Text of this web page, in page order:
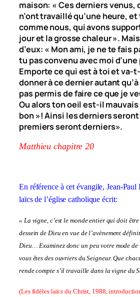
maison: « Ces derniers
n’ont travaillé qu’une heure,
comme nous, qui avons
jour et la grosse chaleur ».
d’eux: « Mon ami, je ne te fais
tu pas convenu avec moi
Emporte ce qui est à toi et va-
donner à ce dernier autant
pas permis de faire ce que je
Ou alors ton oeil est-il mauvais
bon »! Ainsi les derniers
premiers seront derniers».
Matthieu chapitre 20
En référence à cet évangile, Jean-Paul
laïcs de l’église catholique écrit:
« La vigne, c’est le monde entier qui doit
dessein de Dieu en vue de l’avènement
Dieu… Examinez donc un peu votre mode
vous êtes des ouvriers du Seigneur. Que
rende compte s’il travaille dans la vigne du
(Les fidèles laïcs du Christ, 1988,